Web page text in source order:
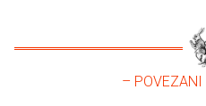
–